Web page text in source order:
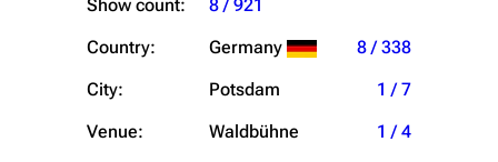
Show count:
8 / 921
Country:
Germany
8 / 338
City:
Potsdam
1 / 7
Venue:
Waldbühne
1 / 4